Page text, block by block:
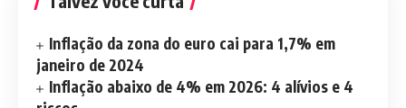
Inflação da zona do euro cai para 1,7% em
janeiro de 2024
Inflação abaixo de 4% em 2026: 4 alívios e 4